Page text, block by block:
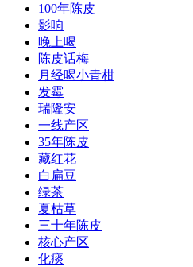
100年陈皮
影响
晚上喝
陈皮话梅
月经喝小青柑
发霉
瑞隆安
一线产区
35年陈皮
藏红花
白扁豆
绿茶
夏枯草
三十年陈皮
核心产区
化痰